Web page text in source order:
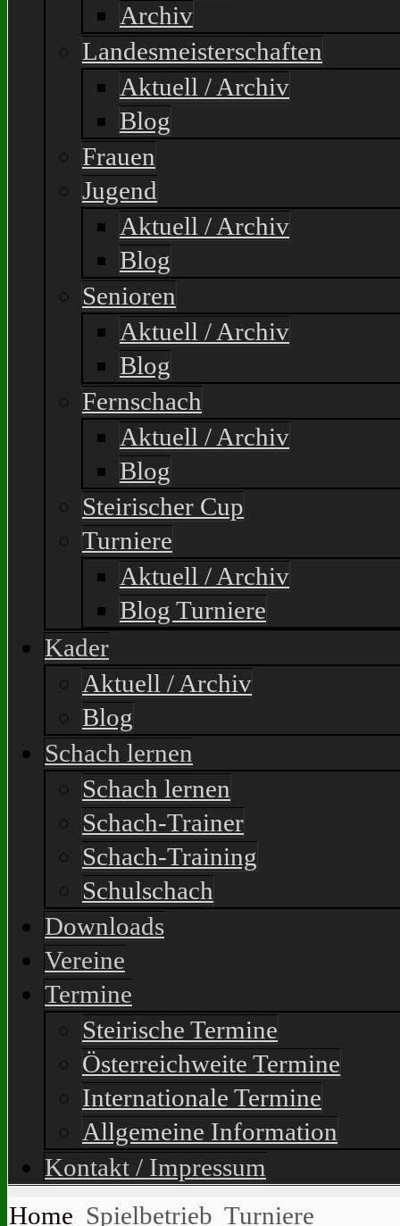
Archiv
Landesmeisterschaften
Aktuell / Archiv
Blog
Frauen
Jugend
Aktuell / Archiv
Blog
Senioren
Aktuell / Archiv
Blog
Fernschach
Aktuell / Archiv
Blog
Steirischer Cup
Turniere
Aktuell / Archiv
Blog Turniere
Kader
Aktuell / Archiv
Blog
Schach lernen
Schach lernen
Schach-Trainer
Schach-Training
Schulschach
Downloads
Vereine
Termine
Steirische Termine
Österreichweite Termine
Internationale Termine
Allgemeine Information
Kontakt / Impressum
Home Spielbetrieb Turniere